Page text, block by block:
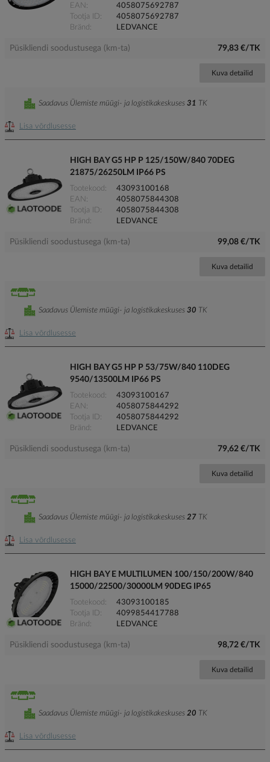
EAN
4058075692787
Tootja ID
4058075692787
Bränd
LEDVANCE
Püsikliendi soodustusega (km-ta) 79,83 €/TK
Kuva detailid
Lisa võrdlusesse
Saadavus Ülemiste müügi- ja logistikakeskuses 31 TK
HIGH BAY G5 HP P 125/150W/840 70DEG
21875/26250LM IP66 PS
Tootekood
43093100168
EAN
4058075844308
Tootja ID
4058075844308
Bränd
LEDVANCE
Püsikliendi soodustusega (km-ta) 99,08 €/TK
Kuva detailid
Lisa võrdlusesse
Saadavus Ülemiste müügi- ja logistikakeskuses 30 TK
HIGH BAY G5 HP P 53/75W/840 110DEG
9540/13500LM IP66 PS
Tootekood
43093100167
EAN
4058075844292
Tootja ID
4058075844292
Bränd
LEDVANCE
Püsikliendi soodustusega (km-ta) 79,62 €/TK
Kuva detailid
Lisa võrdlusesse
Saadavus Ülemiste müügi- ja logistikakeskuses 27 TK
HIGH BAY E MULTILUMEN 100/150/200W/840
15000/22500/30000LM 90DEG IP65
Tootekood
43093100185
Tootja ID
4099854417788
Bränd
LEDVANCE
Püsikliendi soodustusega (km-ta) 98,72 €/TK
Kuva detailid
Lisa võrdlusesse
Saadavus Ülemiste müügi- ja logistikakeskuses 20 TK